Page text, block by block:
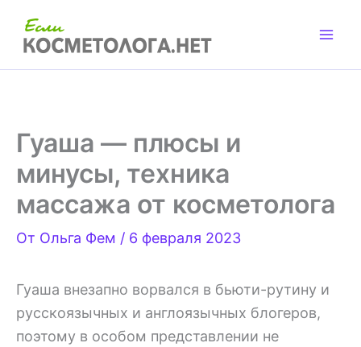
содержимому
Гуаша — плюсы и
минусы, техника
массажа от косметолога
От Ольга Фем / 6 февраля 2023
Гуаша внезапно ворвался в бьюти-рутину и
русскоязычных и англоязычных блогеров,
поэтому в особом представлении не